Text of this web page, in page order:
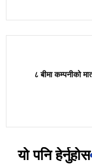
८ बीमा कम्पनीको
यो पनि हेर्नुहोस